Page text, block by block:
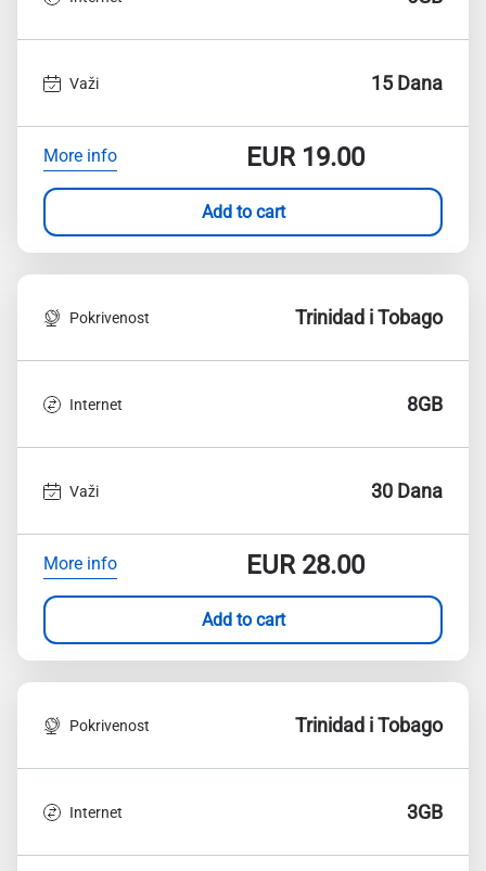
Važi 15 Dana
More info EUR19.00
Add to cart
Pokrivenost Trinidad i Tobago
Internet 8GB
Važi 30 Dana
More info EUR28.00
Add to cart
Pokrivenost Trinidad i Tobago
Internet 3GB